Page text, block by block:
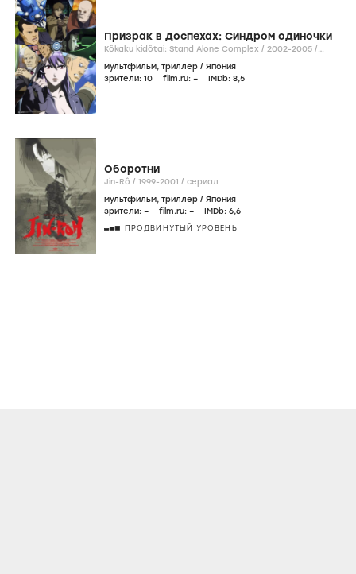
Призрак в доспехах: Синдром одиночки
Kôkaku kidôtai: Stand Alone Complex / 2002-2005 /
мультфильм, триллер / Япония
зрители: 10 film.ru: – IMDb: 8,5
Оборотни
Jin-Rô / 1999-2001 / сериал
мультфильм, триллер / Япония
зрители: – film.ru: – IMDb: 6,6
ПРОДВИНУТЫЙ УРОВЕНЬ